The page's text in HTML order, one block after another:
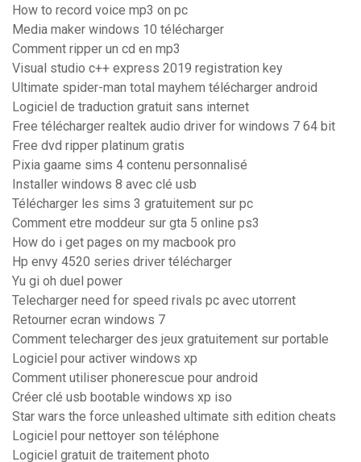
How to record voice mp3 on pc
Media maker windows 10 télécharger
Comment ripper un cd en mp3
Visual studio c++ express 2019 registration key
Ultimate spider-man total mayhem télécharger android
Logiciel de traduction gratuit sans internet
Free télécharger realtek audio driver for windows 7 64 bit
Free dvd ripper platinum gratis
Pixia gaame sims 4 contenu personnalisé
Installer windows 8 avec clé usb
Télécharger les sims 3 gratuitement sur pc
Comment etre moddeur sur gta 5 online ps3
How do i get pages on my macbook pro
Hp envy 4520 series driver télécharger
Yu gi oh duel power
Telecharger need for speed rivals pc avec utorrent
Retourner ecran windows 7
Comment telecharger des jeux gratuitement sur portable
Logiciel pour activer windows xp
Comment utiliser phonerescue pour android
Créer clé usb bootable windows xp iso
Star wars the force unleashed ultimate sith edition cheats
Logiciel pour nettoyer son téléphone
Logiciel gratuit de traitement photo